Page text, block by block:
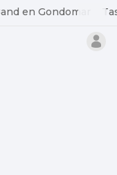
en Gondomar